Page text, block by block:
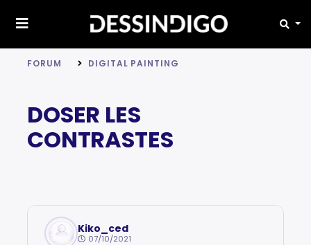
FORUM DIGITAL PAINTING
DOSER LES
CONTRASTES
Kiko_ced
07/10/2021